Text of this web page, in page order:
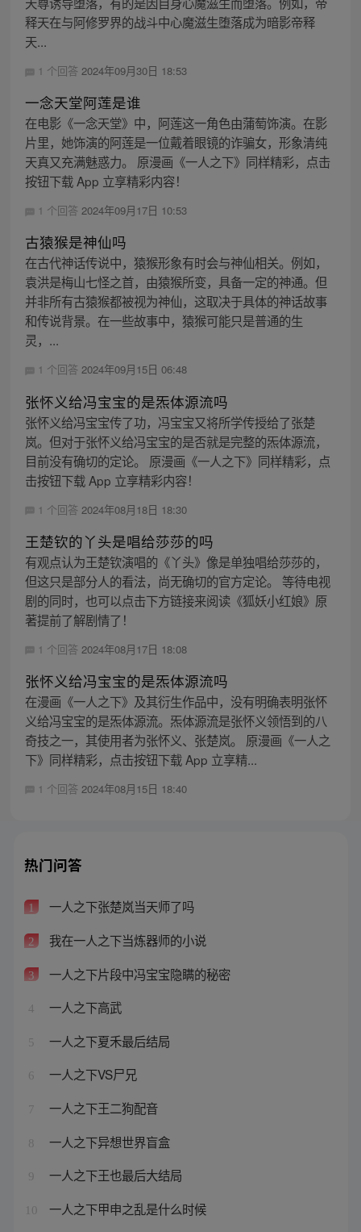
释天在与阿修罗界的战斗中心魔滋生堕落成为暗影帝释
天...
1 个回答 2024年09月30日 18:53
一念天堂阿莲是谁
在电影《一念天堂》中，阿莲这一角色由蒲萄饰演。在影
片里，她饰演的阿莲是一位戴着眼镜的诈骗女，形象清纯
天真又充满魅惑力。 原漫画《一人之下》同样精彩，点击
按钮下载 App 立享精彩内容！
1 个回答 2024年09月17日 10:53
古猿猴是神仙吗
在古代神话传说中，猿猴形象有时会与神仙相关。例如，
袁洪是梅山七怪之首，由猿猴所变，具备一定的神通。但
并非所有古猿猴都被视为神仙，这取决于具体的神话故事
和传说背景。在一些故事中，猿猴可能只是普通的生
灵，...
1 个回答 2024年09月15日 06:48
张怀义给冯宝宝的是炁体源流吗
张怀义给冯宝宝传了功，冯宝宝又将所学传授给了张楚
岚。但对于张怀义给冯宝宝的是否就是完整的炁体源流，
目前没有确切的定论。 原漫画《一人之下》同样精彩，点
击按钮下载 App 立享精彩内容！
1 个回答 2024年08月18日 18:30
王楚钦的丫头是唱给莎莎的吗
有观点认为王楚钦演唱的《丫头》像是单独唱给莎莎的，
但这只是部分人的看法，尚无确切的官方定论。 等待电视
剧的同时，也可以点击下方链接来阅读《狐妖小红娘》原
著提前了解剧情了！
1 个回答 2024年08月17日 18:08
张怀义给冯宝宝的是炁体源流吗
在漫画《一人之下》及其衍生作品中，没有明确表明张怀
义给冯宝宝的是炁体源流。炁体源流是张怀义领悟到的八
奇技之一，其使用者为张怀义、张楚岚。 原漫画《一人之
下》同样精彩，点击按钮下载 App 立享精...
1 个回答 2024年08月15日 18:40
热门问答
1 一人之下张楚岚当天师了吗
2 我在一人之下当炼器师的小说
3 一人之下片段中冯宝宝隐瞒的秘密
4 一人之下高武
5 一人之下夏禾最后结局
6 一人之下VS尸兄
7 一人之下王二狗配音
8 一人之下异想世界盲盒
9 一人之下王也最后大结局
10 一人之下甲申之乱是什么时候